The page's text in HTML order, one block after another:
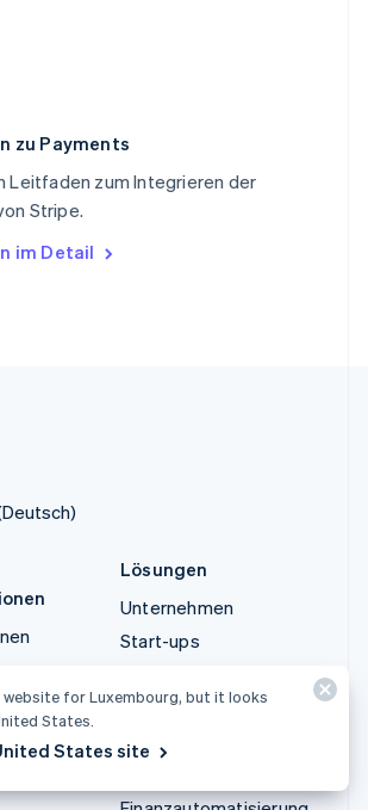
zu Payments
Leitfaden zum Integrieren der
Stripe.
im Detail
Republik
Lösungen
Unternehmen
Start-ups
Agentenbasierter Handel
Krypto
E-Commerce
website for Luxembourg, but it looks
States.
States site